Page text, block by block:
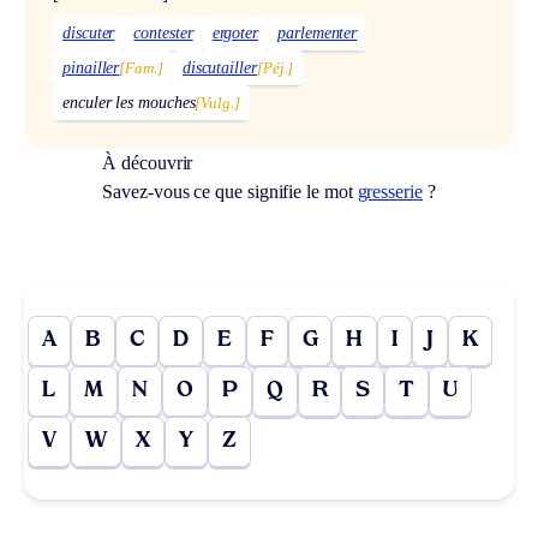
discuter contester ergoter
parlementer
pinailler[Fam.] discutailler[Péj.]
enculer les mouches[Vulg.]
À découvrir
Savez-vous ce que signifie le mot gresserie?
A B C D E F G H I J K
L M N O P Q R S T U
V W X Y Z